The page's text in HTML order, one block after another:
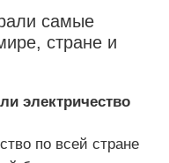
самые
стране и
электричество
по всей стране